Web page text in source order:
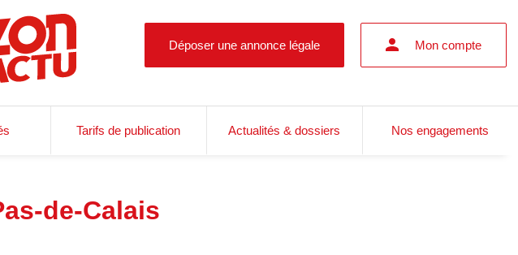
Déposer une annonce légale Mon compte
Tarifs de publication Actualités & dossiers Nos engagements
de-Calais